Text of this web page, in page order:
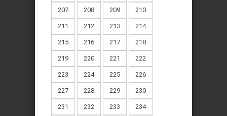
207 208 209 210
211 212 213 214
215 216 217 218
219 220 221 222
223 224 225 226
227 228 229 230
231 232 233 234